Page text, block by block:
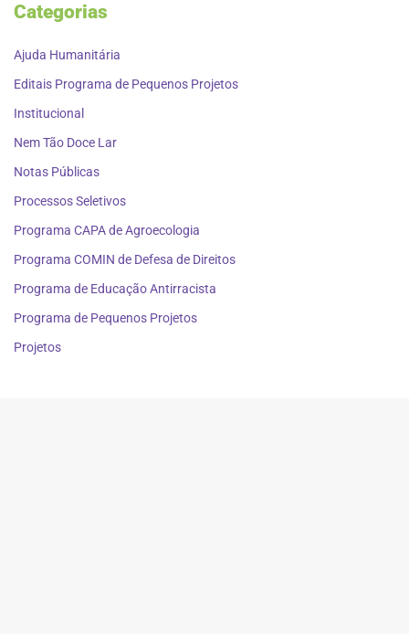
Categorias
Ajuda Humanitária
Editais Programa de Pequenos Projetos
Institucional
Nem Tão Doce Lar
Notas Públicas
Processos Seletivos
Programa CAPA de Agroecologia
Programa COMIN de Defesa de Direitos
Programa de Educação Antirracista
Programa de Pequenos Projetos
Projetos